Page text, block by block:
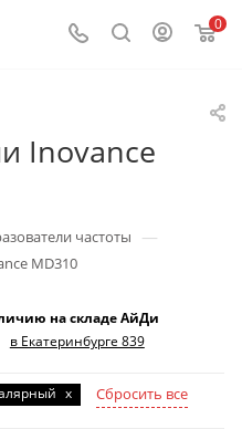
0
Inovance
частоты —
MD310
на складе АйДи
в Екатеринбурге 839
x Сбросить все